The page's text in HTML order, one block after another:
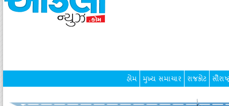
હોમ મુખ્ય સમાચાર રાજકોટ